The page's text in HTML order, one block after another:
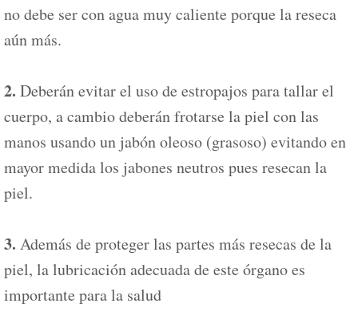
no debe ser con agua muy caliente porque la reseca
aún más.
2. Deberán evitar el uso de estropajos para tallar el
cuerpo, a cambio deberán frotarse la piel con las
manos usando un jabón oleoso (grasoso) evitando en
mayor medida los jabones neutros pues resecan la
piel.
3. Además de proteger las partes más resecas de la
piel, la lubricación adecuada de este órgano es
importante para la salud